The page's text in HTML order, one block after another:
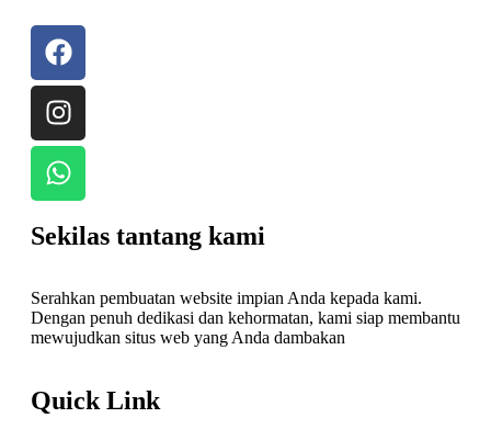
Sekilas tantang kami
Serahkan pembuatan website impian Anda kepada kami.
Dengan penuh dedikasi dan kehormatan, kami siap membantu
mewujudkan situs web yang Anda dambakan
Quick Link